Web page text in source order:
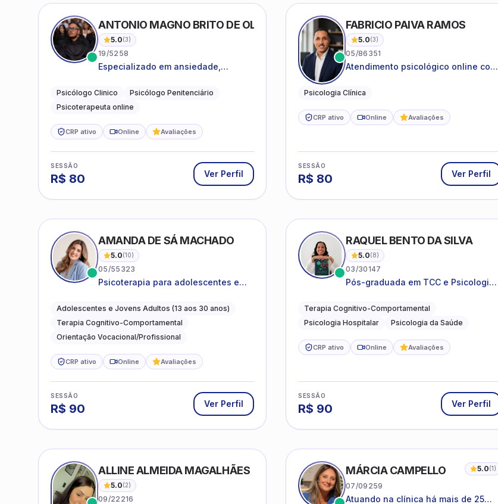
ANTONIO MAGNO BRITO DE OLIVEIRA SILVA
5.0(3)
19/5258
Especializado em ansiedade,
conflitos familiares e questões
comportamentais.
Psicólogo Clinico
Psicólogo Penitenciário
Psicoterapeuta online
CRP ativo Online Avaliações
SESSÃO
R$ 80 Ver Perfil
FABRICIO PAIVA RAMOS
5.0(3)
05/86351
Atendimento psicológico online com
Psicologia Clínica
CRP ativo Online Avaliações
SESSÃO
R$ 80 Ver Perfil
AMANDA DE SÁ MACHADO
5.0(10)
05/55323
Psicoterapia para adolescentes e
ansiedade, autoestima, relações e
orientação profissional
Adolescentes e Jovens Adultos (13 aos 30 anos)
Terapia Cognitivo-Comportamental
Orientação Vocacional/Profissional
CRP ativo Online Avaliações
SESSÃO
R$ 90 Ver Perfil
RAQUEL BENTO DA SILVA
5.0(8)
03/30147
Pós-graduada em TCC e Psicologia
Terapia Cognitivo-Comportamental
Psicologia Hospitalar
Psicologia da Saúde
CRP ativo Online Avaliações
SESSÃO
R$ 90 Ver Perfil
ALLINE ALMEIDA MAGALHÃES
5.0(2)
09/22216
MÁRCIA CAMPELLO 5.0(1)
07/09259
Atuando na clínica há mais de 25